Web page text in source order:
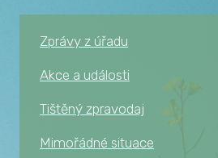
Zprávy z úřadu
Akce a události
Tištěný zpravodaj
Mimořádné situace